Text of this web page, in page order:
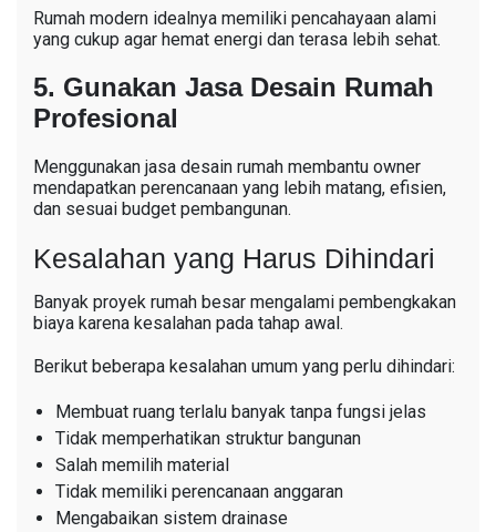
Rumah modern idealnya memiliki pencahayaan alami
yang cukup agar hemat energi dan terasa lebih sehat.
5. Gunakan Jasa Desain Rumah
Profesional
Menggunakan jasa desain rumah membantu owner
mendapatkan perencanaan yang lebih matang, efisien,
dan sesuai budget pembangunan.
Kesalahan yang Harus Dihindari
Banyak proyek rumah besar mengalami pembengkakan
biaya karena kesalahan pada tahap awal.
Berikut beberapa kesalahan umum yang perlu dihindari:
Membuat ruang terlalu banyak tanpa fungsi jelas
Tidak memperhatikan struktur bangunan
Salah memilih material
Tidak memiliki perencanaan anggaran
Mengabaikan sistem drainase